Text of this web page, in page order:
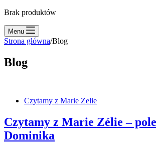
Brak produktów
Menu
Strona główna/Blog
Blog
Czytamy z Marie Zelie
Czytamy z Marie Zélie –
Dominika